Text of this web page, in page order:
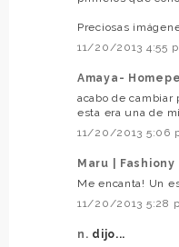
Preciosas
11/20/2013 4:55
Amaya-
acabo de cambiar
esta era una de
11/20/2013 5:06
Maru | Fashiony
Me encanta! Un
11/20/2013 5:28
n. dijo...